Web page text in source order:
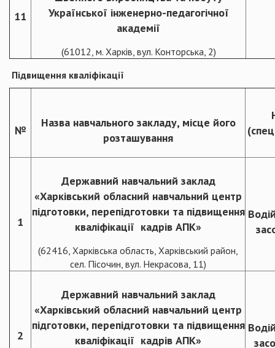
11
Української інженерно-педагогічної
академії
(61012, м. Харків, вул. Конторська, 2)
Підвищення кваліфікації
№
Назва навчального закладу, місце його
розташування
1
Державний навчальний заклад
«Харківський обласний навчальний центр
підготовки, перепідготовки та підвищення
кваліфікації кадрів АПК»
(62416, Харківська область, Харківський район,
сел. Пісочин, вул. Некрасова, 11)
2
Державний навчальний заклад
«Харківський обласний навчальний центр
підготовки, перепідготовки та підвищення
кваліфікації кадрів АПК»